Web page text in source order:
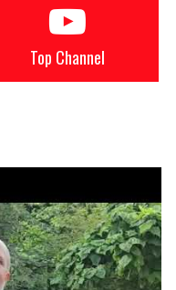
Top Channel